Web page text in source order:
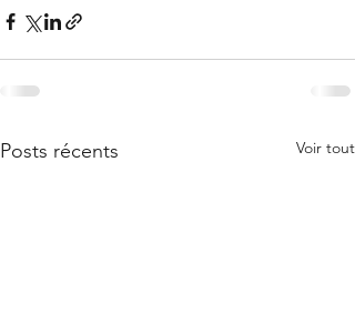
Posts récents Voir tout